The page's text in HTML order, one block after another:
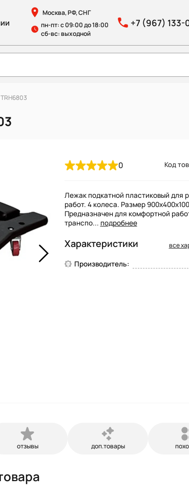
Москва, РФ, СНГ
пн-пт: с 09:00 до 18:00
сб-вс: выходной
+7 (967) 133-
0 Код
Лежак подкатной пластиковый для
работ. 4 колеса. Размер
Предназначен для комфортной
транспо... подробнее
Характеристики все
Производитель:
отзывы доп.товары